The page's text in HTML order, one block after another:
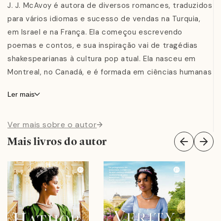
possibilidade de uma segunda chance no amor, as
feridas antigas começam a sarar, até que o verdadeiro
motivo de Evander ter rejeitado Afrodite ameaça o
futuro que eles tanto almejam... e até mesmo a vida do
casal.
— Sarah MacLean
“Fãs da série de livros Bridgerton e das adaptações
cheio de charme, com protagonismo da animada e
calorosa família birracial Du Bell, e o mundo onde eles
vivem, livre de racismo.” —
Booklist
“McAvoy construiu uma história romântica luxuriante
J. J. McAvoy é autora de diversos romances, traduzidos
para vários idiomas e sucesso de vendas na Turquia,
em Israel e na França. Ela começou escrevendo
poemas e contos, e sua inspiração vai de tragédias
shakespearianas à cultura pop atual. Ela nasceu em
Montreal, no Canadá, e é formada em ciências humanas
adora filmes e música — mas, infelizmente, não sabe
Ler mais
Ver mais sobre o autor
Mais livros do autor